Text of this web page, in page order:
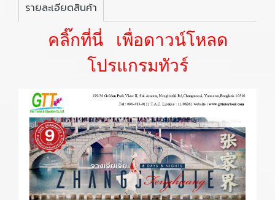
รายละเอียดสินค้า
คลิ๊กที่นี่ เพื่อดาวน์โหลด
โปรแกรมทัวร์